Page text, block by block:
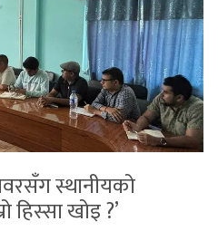
स्थानीयको
हिस्सा खोइ ?’